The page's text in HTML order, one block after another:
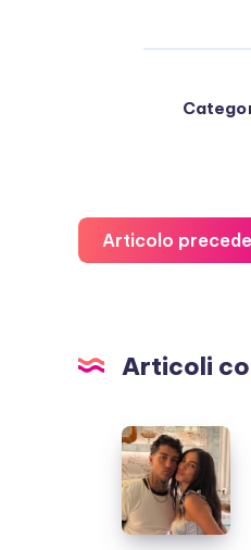
Articolo
Articoli
Giulia
De
Lellis
e